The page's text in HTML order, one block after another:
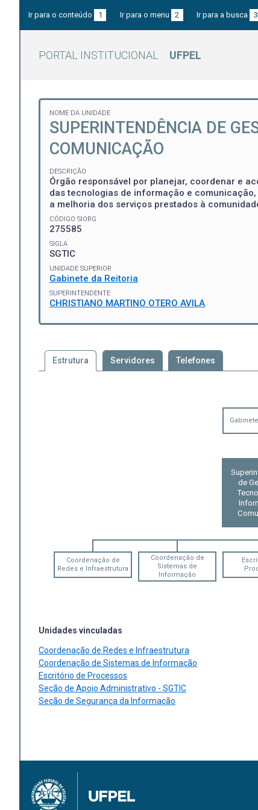
Ir para o conteúdo 1 Ir para o menu 2 Ir para a busca 3
PORTAL INSTITUCIONAL UFPEL
NOME DA UNIDADE
SUPERINTENDÊNCIA DE
COMUNICAÇÃO
DESCRIÇÃO
Órgão responsável por planejar, coordenar e
das tecnologias de informação e
a melhoria dos serviços prestados à
CÓDIGO SIORG
275585
SIGLA
SGTIC
UNIDADE SUPERIOR
Gabinete da Reitoria
SUPERINTENDENTE
CHRISTIANO MARTINO OTERO AVILA
Estrutura Servidores Telefones
de
Coordenação de
Redes e Infraestrutura
Coordenação de
Sistemas de
Informação
Unidades vinculadas
Coordenação de Redes e Infraestrutura
Coordenação de Sistemas de Informação
Escritório de Processos
Seção de Apoio Administrativo - SGTIC
Seção de Segurança da Informação